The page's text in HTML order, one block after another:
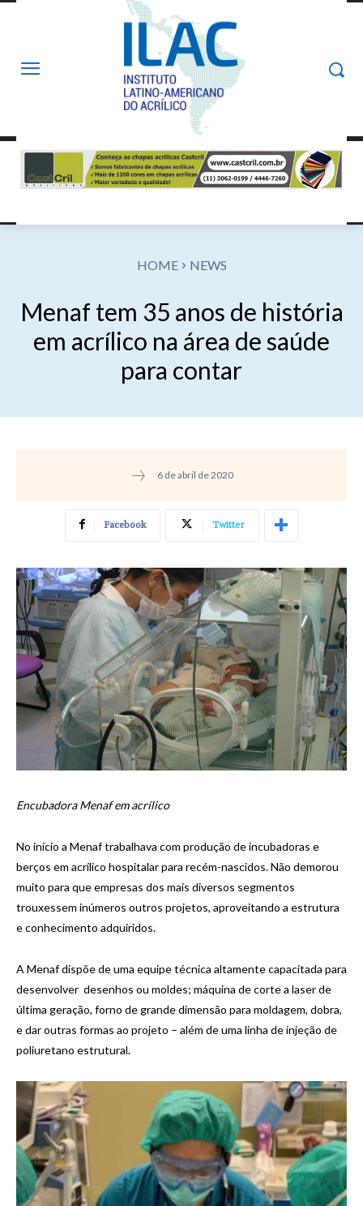
HOME NEWS
Menaf tem 35 anos de história
em acrílico na área de saúde
para contar
6 de abril de 2020
Facebook Twitter
Encubadora Menaf em acrílico
No início a Menaf trabalhava com produção de incubadoras e
berços em acrílico hospitalar para recém-nascidos. Não demorou
muito para que empresas dos mais diversos segmentos
trouxessem inúmeros outros projetos, aproveitando a estrutura
e conhecimento adquiridos.
A Menaf dispõe de uma equipe técnica altamente capacitada para
desenvolver desenhos ou moldes; máquina de corte a laser de
última geração, forno de grande dimensão para moldagem, dobra,
e dar outras formas ao projeto – além de uma linha de injeção de
poliuretano estrutural.